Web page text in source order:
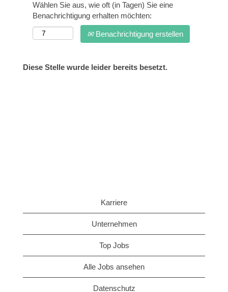
Wählen Sie aus, wie oft (in Tagen) Sie eine
Benachrichtigung erhalten möchten:
Benachrichtigung erstellen
Diese Stelle wurde leider bereits besetzt.
Karriere
Unternehmen
Top Jobs
Alle Jobs ansehen
Datenschutz